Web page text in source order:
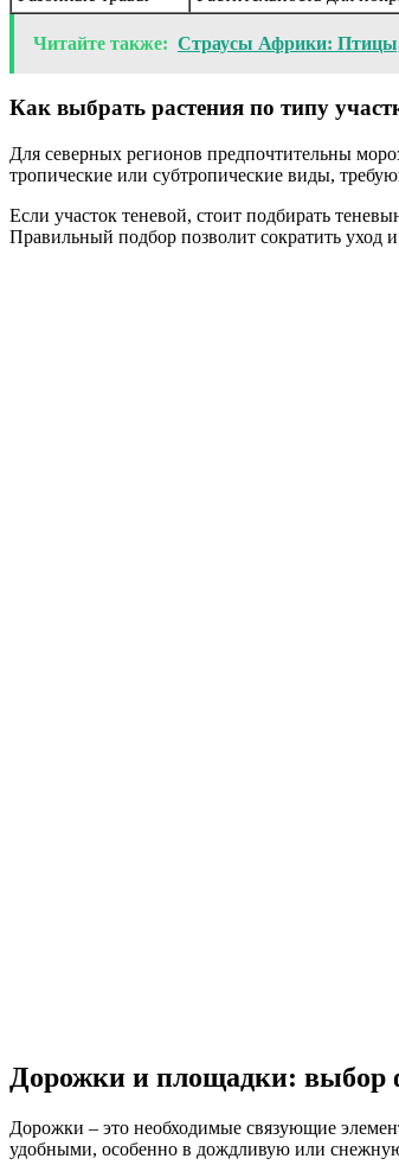
Читайте также: Страусы Африки:
Как выбрать растения по типу
Для северных регионов предпочтительны
тропические или субтропические виды,
Если участок теневой, стоит подбирать
Правильный подбор позволит сократить уход
Дорожки и площадки: выбор
Дорожки – это необходимые связующие
удобными, особенно в дождливую или